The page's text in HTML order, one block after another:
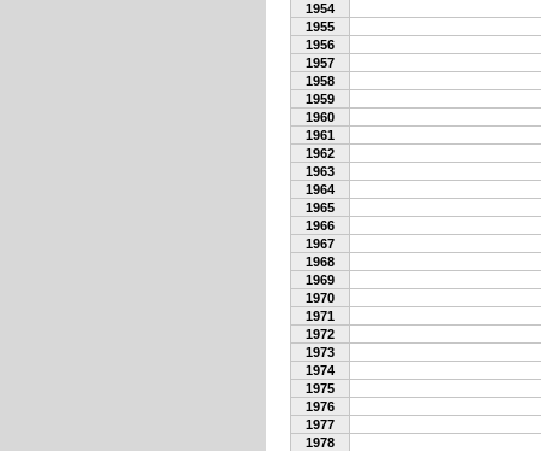
1954
1955
1956
1957
1958
1959
1960
1961
1962
1963
1964
1965
1966
1967
1968
1969
1970
1971
1972
1973
1974
1975
1976
1977
1978